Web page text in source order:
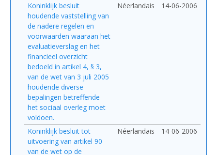
Koninklijk besluit
houdende vaststelling van
de nadere regelen en
voorwaarden waaraan het
evaluatieverslag en het
financieel overzicht
bedoeld in artikel 4, § 3,
van de wet van 3 juli 2005
houdende diverse
bepalingen betreffende
het sociaal overleg moet
voldoen.
Néerlandais 14-06-2006
Koninklijk besluit tot
uitvoering van artikel 90
van de wet op de
Néerlandais 14-06-2006